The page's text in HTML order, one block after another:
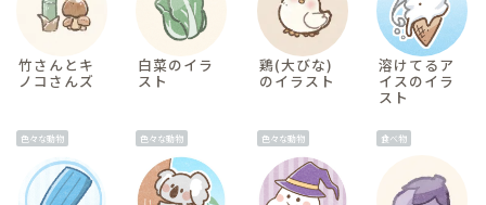
竹さんとキ
ノコさんズ
白菜のイラ
スト
鶏(大びな)
のイラスト
溶けてるア
イスのイラ
スト
色々な動物 色々な動物 色々な動物 食べ物